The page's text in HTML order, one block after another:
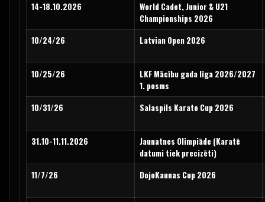
14-18.10.2026
World Cadet, Junior & U21
Championships 2026
10/24/26
Latvian Open 2026
10/25/26
LKF Mācību gada līga 2026/2027
1. posms
10/31/26
Salaspils Karate Cup 2026
31.10-11.11.2026
Jaunatnes Olimpiāde (Karatē
datumi tiek precizēti)
11/7/26
DojoKaunas Cup 2026